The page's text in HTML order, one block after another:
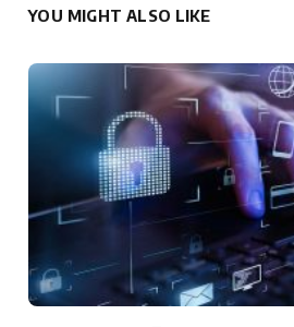
YOU MIGHT ALSO LIKE